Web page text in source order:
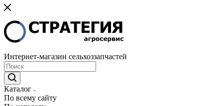
Интернет-магазин сельхоззапчастей
Каталог
По всему сайту